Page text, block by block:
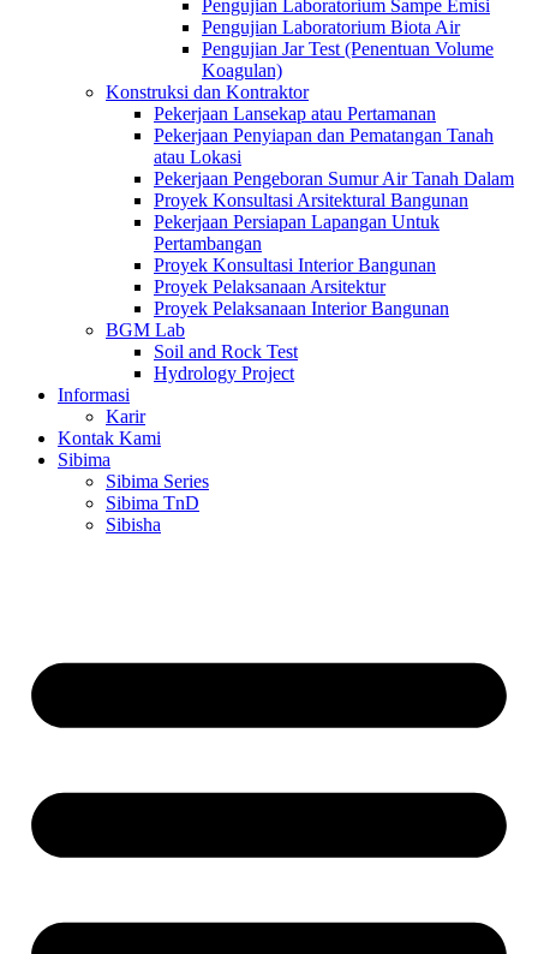
Pengujian Laboratorium Sampe Emisi
Pengujian Laboratorium Biota Air
Pengujian Jar Test (Penentuan Volume
Koagulan)
Konstruksi dan Kontraktor
Pekerjaan Lansekap atau Pertamanan
Pekerjaan Penyiapan dan Pematangan Tanah
atau Lokasi
Pekerjaan Pengeboran Sumur Air Tanah Dalam
Proyek Konsultasi Arsitektural Bangunan
Pekerjaan Persiapan Lapangan Untuk
Pertambangan
Proyek Konsultasi Interior Bangunan
Proyek Pelaksanaan Arsitektur
Proyek Pelaksanaan Interior Bangunan
BGM Lab
Soil and Rock Test
Hydrology Project
Informasi
Karir
Kontak Kami
Sibima
Sibima Series
Sibima TnD
Sibisha